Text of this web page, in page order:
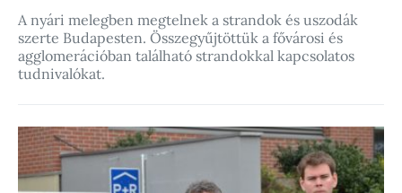
A nyári melegben megtelnek a strandok és uszodák
szerte Budapesten. Összegyűjtöttük a fővárosi és
agglomerációban található strandokkal kapcsolatos
tudnivalókat.